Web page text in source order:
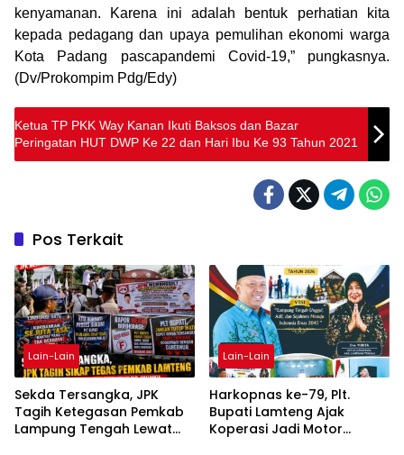
kenyamanan. Karena ini adalah bentuk perhatian kita
kepada pedagang dan upaya pemulihan ekonomi warga
Kota Padang pascapandemi Covid-19,” pungkasnya.
(Dv/Prokompim Pdg/Edy)
Ketua TP PKK Way Kanan Ikuti Baksos dan Bazar
Peringatan HUT DWP Ke 22 dan Hari Ibu Ke 93 Tahun 2021
Pos Terkait
Lain-Lain
Sekda Tersangka, JPK
Tagih Ketegasan Pemkab
Lampung Tengah Lewat
Lain-Lain
Harkopnas ke-79, Plt.
Bupati Lamteng Ajak
Koperasi Jadi Motor